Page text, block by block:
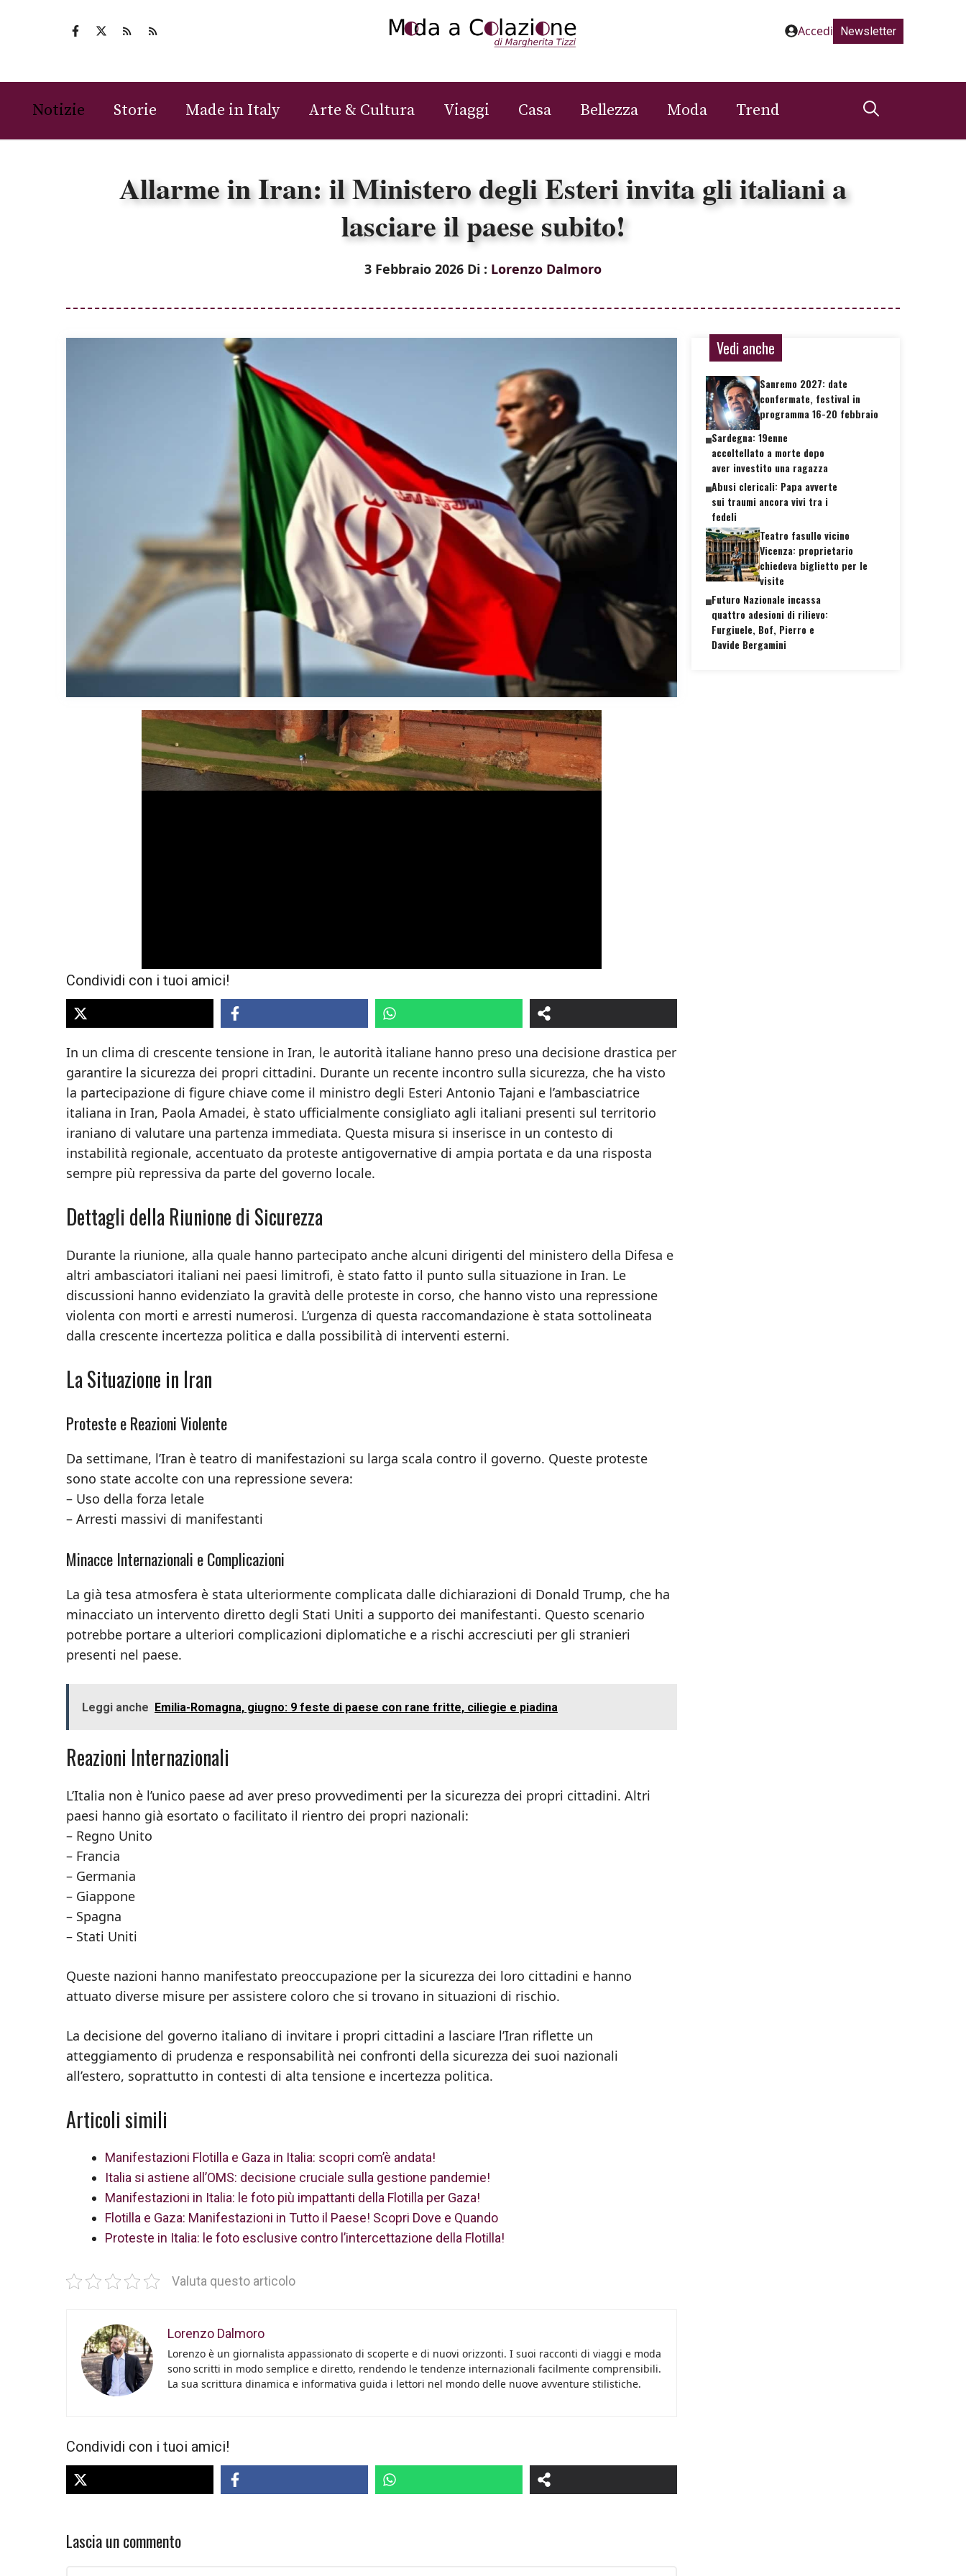
Accedi Newsletter
Notizie Storie Made in Italy Arte & Cultura Viaggi Casa Bellezza Moda Trend
Allarme in Iran: il Ministero degli Esteri invita gli italiani a
lasciare il paese subito!
3 Febbraio 2026 Di : Lorenzo Dalmoro
Condividi con i tuoi amici!
In un clima di crescente tensione in Iran, le autorità italiane hanno preso una decisione drastica per
garantire la sicurezza dei propri cittadini. Durante un recente incontro sulla sicurezza, che ha visto
la partecipazione di figure chiave come il ministro degli Esteri Antonio Tajani e l’ambasciatrice
italiana in Iran, Paola Amadei, è stato ufficialmente consigliato agli italiani presenti sul territorio
iraniano di valutare una partenza immediata. Questa misura si inserisce in un contesto di
instabilità regionale, accentuato da proteste antigovernative di ampia portata e da una risposta
sempre più repressiva da parte del governo locale.
Dettagli della Riunione di Sicurezza
Durante la riunione, alla quale hanno partecipato anche alcuni dirigenti del ministero della Difesa e
altri ambasciatori italiani nei paesi limitrofi, è stato fatto il punto sulla situazione in Iran. Le
discussioni hanno evidenziato la gravità delle proteste in corso, che hanno visto una repressione
violenta con morti e arresti numerosi. L’urgenza di questa raccomandazione è stata sottolineata
dalla crescente incertezza politica e dalla possibilità di interventi esterni.
La Situazione in Iran
Proteste e Reazioni Violente
Da settimane, l’Iran è teatro di manifestazioni su larga scala contro il governo. Queste proteste
sono state accolte con una repressione severa:
– Uso della forza letale
– Arresti massivi di manifestanti
Minacce Internazionali e Complicazioni
La già tesa atmosfera è stata ulteriormente complicata dalle dichiarazioni di Donald Trump, che ha
minacciato un intervento diretto degli Stati Uniti a supporto dei manifestanti. Questo scenario
potrebbe portare a ulteriori complicazioni diplomatiche e a rischi accresciuti per gli stranieri
presenti nel paese.
Leggi anche Emilia-Romagna, giugno: 9 feste di paese con rane fritte, ciliegie e piadina
Reazioni Internazionali
L’Italia non è l’unico paese ad aver preso provvedimenti per la sicurezza dei propri cittadini. Altri
paesi hanno già esortato o facilitato il rientro dei propri nazionali:
– Regno Unito
– Francia
– Germania
– Giappone
– Spagna
– Stati Uniti
Queste nazioni hanno manifestato preoccupazione per la sicurezza dei loro cittadini e hanno
attuato diverse misure per assistere coloro che si trovano in situazioni di rischio.
La decisione del governo italiano di invitare i propri cittadini a lasciare l’Iran riflette un
atteggiamento di prudenza e responsabilità nei confronti della sicurezza dei suoi nazionali
all’estero, soprattutto in contesti di alta tensione e incertezza politica.
Articoli simili
Manifestazioni Flotilla e Gaza in Italia: scopri com’è andata!
Italia si astiene all’OMS: decisione cruciale sulla gestione pandemie!
Manifestazioni in Italia: le foto più impattanti della Flotilla per Gaza!
Flotilla e Gaza: Manifestazioni in Tutto il Paese! Scopri Dove e Quando
Proteste in Italia: le foto esclusive contro l’intercettazione della Flotilla!
Valuta questo articolo
Lorenzo Dalmoro
Lorenzo è un giornalista appassionato di scoperte e di nuovi orizzonti. I suoi racconti di viaggi e moda
sono scritti in modo semplice e diretto, rendendo le tendenze internazionali facilmente comprensibili.
La sua scrittura dinamica e informativa guida i lettori nel mondo delle nuove avventure stilistiche.
Condividi con i tuoi amici!
Lascia un commento
Vedi anche
Sanremo 2027: date
confermate, festival in
programma 16-20 febbraio
Sardegna: 19enne
accoltellato a morte dopo
aver investito una ragazza
Abusi clericali: Papa avverte
sui traumi ancora vivi tra i
fedeli
Teatro fasullo vicino
Vicenza: proprietario
chiedeva biglietto per le
visite
Futuro Nazionale incassa
quattro adesioni di rilievo:
Furgiuele, Bof, Pierro e
Davide Bergamini